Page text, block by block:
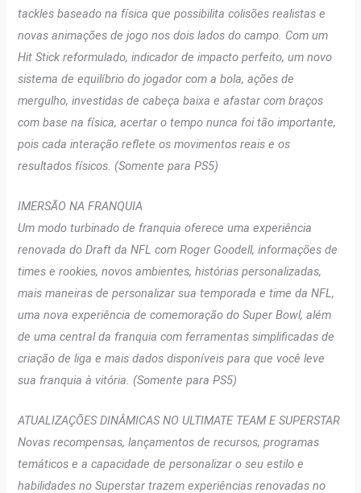
tackles baseado na física que possibilita colisões realistas e
novas animações de jogo nos dois lados do campo. Com um
Hit Stick reformulado, indicador de impacto perfeito, um novo
sistema de equilíbrio do jogador com a bola, ações de
mergulho, investidas de cabeça baixa e afastar com braços
com base na física, acertar o tempo nunca foi tão importante,
pois cada interação reflete os movimentos reais e os
resultados físicos. (Somente para PS5)
IMERSÃO NA FRANQUIA
Um modo turbinado de franquia oferece uma experiência
renovada do Draft da NFL com Roger Goodell, informações de
times e rookies, novos ambientes, histórias personalizadas,
mais maneiras de personalizar sua temporada e time da NFL,
uma nova experiência de comemoração do Super Bowl, além
de uma central da franquia com ferramentas simplificadas de
criação de liga e mais dados disponíveis para que você leve
sua franquia à vitória. (Somente para PS5)
ATUALIZAÇÕES DINÂMICAS NO ULTIMATE TEAM E SUPERSTAR
Novas recompensas, lançamentos de recursos, programas
temáticos e a capacidade de personalizar o seu estilo e
habilidades no Superstar trazem experiências renovadas no